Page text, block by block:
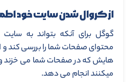
از کروال شدن سایت خود
گوگل برای آنکه بتواند به سایت
محتوای صفحات شما را بررسی کند و
هایش که در صفحات شما می خزند و
میکنند انجام می دهد.